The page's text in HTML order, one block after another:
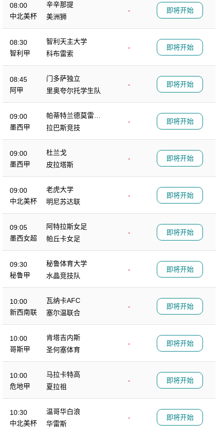
08:00
中北美杯
辛辛那提
-
美洲狮
即将开始
08:30
智利甲
智利天主大学
-
科布雷索
即将开始
08:45
阿甲
门多萨独立
-
里奥夸尔托学生队
即将开始
09:00
墨西甲
帕蒂特兰德莫雷洛
斯
-
拉巴斯竞技
即将开始
09:00
墨西甲
杜兰戈
-
皮拉塔斯
即将开始
09:00
中北美杯
老虎大学
-
明尼苏达联
即将开始
09:05
墨西女超
阿特拉斯女足
-
帕丘卡女足
即将开始
09:30
秘鲁甲
秘鲁体育大学
-
水晶竞技队
即将开始
10:00
新西南联
瓦纳卡AFC
-
塞尔温联合
即将开始
10:00
哥斯甲
肯塔吉内斯
-
圣何塞体育
即将开始
10:00
危地甲
马拉卡特高
-
夏拉祖
即将开始
10:30
中北美杯
温哥华白浪
-
华雷斯
即将开始